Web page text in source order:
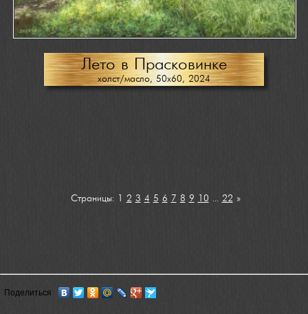
Лето в Прасковинке
холст/масло, 50х60, 2024
Страницы: 2 3 4 5 6 7 8 9 10 ... 22 »
Поделиться